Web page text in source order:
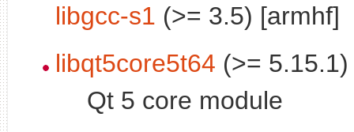
libgcc-s1 (>= 3.5) [armhf]
libqt5core5t64 (>=
Qt 5 core module